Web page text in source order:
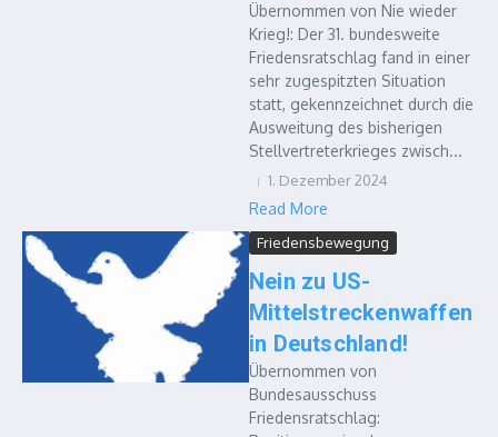
Übernommen von Nie wieder
Krieg!: Der 31. bundesweite
Friedensratschlag fand in einer
sehr zugespitzten Situation
statt, gekennzeichnet durch die
Ausweitung des bisherigen
Stellvertreterkrieges zwisch...
1. Dezember 2024
Read More
Friedensbewegung
Nein zu US-
Mittelstreckenwaffen
in Deutschland!
Übernommen von
Bundesausschuss
Friedensratschlag: